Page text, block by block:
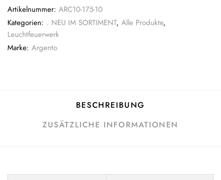
Artikelnummer: ARC10-175-10
Kategorien: . NEU IM SORTIMENT, Alle Produkte,
Leuchtfeuerwerk
Marke: Argento
BESCHREIBUNG
ZUSÄTZLICHE INFORMATIONEN